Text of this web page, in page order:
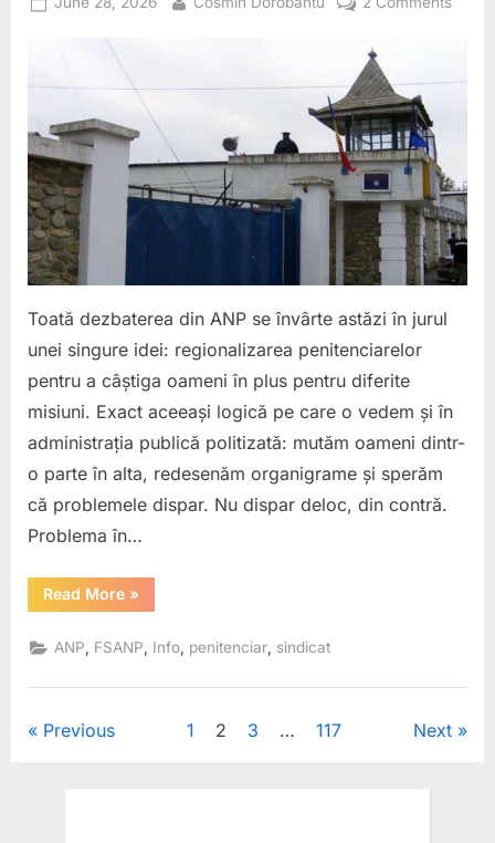
Poliția
cu
logica
Toată dezbaterea din ANP se învârte astăzi în jurul
unei singure idei: regionalizarea penitenciarelor
pentru a câștiga oameni în plus pentru diferite
misiuni. Exact aceeași logică pe care o vedem și în
administrația publică politizată: mutăm oameni dintr-
o parte în alta, redesenăm organigrame și sperăm
că problemele dispar. Nu dispar deloc, din contră.
Problema în…
Read More“ANP
visează
în
timp
Poliția
»
ANP FSANP Info penitenciar sindicat
Posts
Previous 1 2 3 … 117 Next